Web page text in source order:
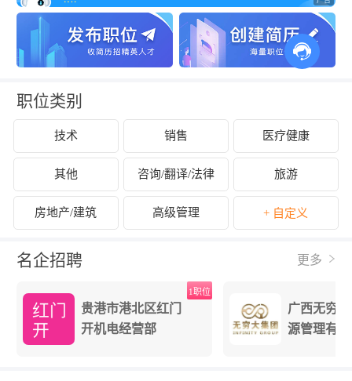
职位类别
技术 销售 医疗健康
其他 咨询/翻译/法律 旅游
房地产/建筑 高级管理 + 自定义
名企招聘 更多
贵港市港北区红门
开机电经营部
1职位
广西无穷
源管理有